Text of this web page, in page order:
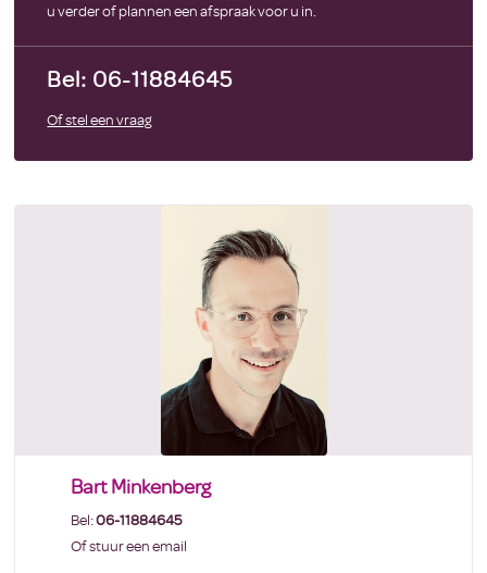
u verder of plannen een afspraak voor u in.
Bel: 06-11884645
Of stel een vraag
Bart Minkenberg
Bel:06-11884645
Of stuur een email